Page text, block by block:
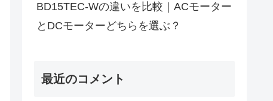
BD15TEC-Wの違いを比較｜ACモーター
とDCモーターどちらを選ぶ？
最近のコメント